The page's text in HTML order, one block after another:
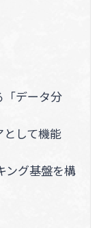
「データ分
して機能
ング基盤を構